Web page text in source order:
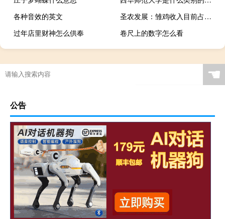
各种音效的英文
圣农发展：雏鸡收入目前占比很小
过年店里财神怎么供奉
卷尺上的数字怎么看
☚
公告